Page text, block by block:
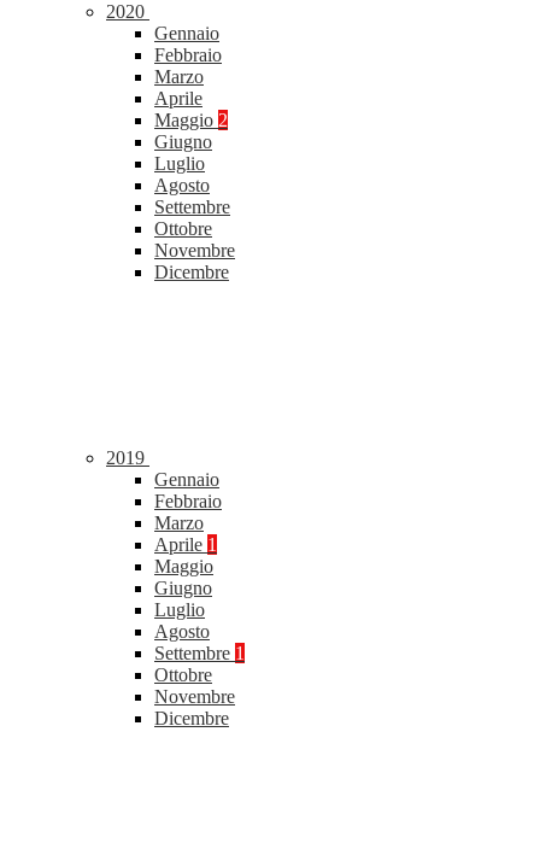
2020
Gennaio
Febbraio
Marzo
Aprile
Maggio 2
Giugno
Luglio
Agosto
Settembre
Ottobre
Novembre
Dicembre
2019
Gennaio
Febbraio
Marzo
Aprile 1
Maggio
Giugno
Luglio
Agosto
Settembre 1
Ottobre
Novembre
Dicembre